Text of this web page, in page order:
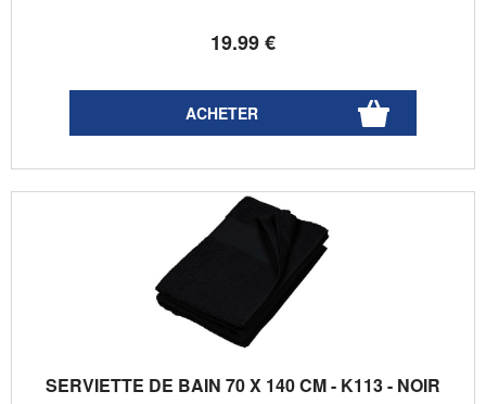
19.99€
SERVIETTE DE BAIN 70 X 140 CM - K113 - NOIR